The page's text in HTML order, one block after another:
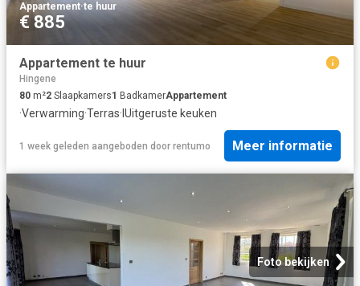
Appartement·te huur
€ 885
Appartement te huur
Hingene
80 m²2 Slaapkamers1 BadkamerAppartement
·Verwarming·Terras· IUitgeruste keuken
1 week geleden aangeboden door rentumo Meer informatie
Foto bekijken